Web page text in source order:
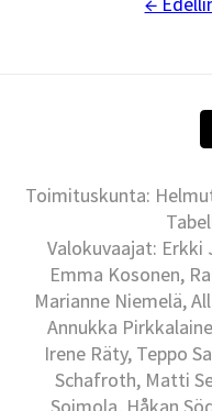
Toimituskunta:
Valokuvaajat:
Emma Kosonen,
Marianne Niemelä,
Annukka
Irene Räty, Teppo
Schafroth, Matti